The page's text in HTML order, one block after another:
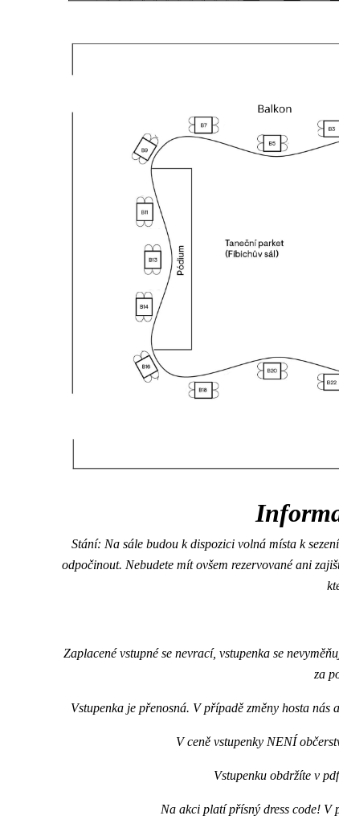
Stání: Na sále budou k dispozici volná místa k
odpočinout. Nebudete mít ovšem rezervované ani
Zaplacené vstupné se nevrací, vstupenka se
za
Vstupenka je přenosná. V případě změny hosta
V ceně vstupenky NENÍ
Vstupenku obdržíte v
Na akci platí přísný dress code! V